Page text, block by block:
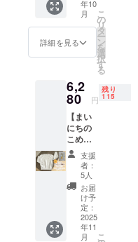
支援い
ただく
アレル
ゲン含
クにつ
いてあ
らかじ
めご了
承いた
だき、
必ず備
考欄に
「同
意」と
ご記載
くださ
い。
用した
他製品
製造設
備を用
ており
ます。
そのた
めアレ
ルゲン
含有を
完全に
は防ぐ
ことが
難しく
なって
おりま
す。 ご
支援い
い。」
＜アレ
含有リ
スクに
意」の
お願い
＞ 本製
品は原
材料に
アレル
ゲン28
品目を
使用し
ており
ません
が、ア
レルゲ
ン28品
はお届
け商品
のラベ
ルに表
封前に
は必ず
お届け
のリ
ターン
に貼付
された
ラベル
や注意
書きを
ご確認
くださ
い。」
＜アレ
ンド・
オレン
ジ・キ
ウイフ
豆・バ
ナナ・
もも・
りん
ご・ゼ
ラチン
を含む
製品と
共通の
設備で
製造し
ていま
す。
「原材
ラート
２種に
ついて
・原材
料に含
まれる
ギー物
質（28
品目
中）：
使用し
ていま
せん
本品は
小麦・
そば・
卵・
乳・
アーモ
ンド・
原産
地：コ
コナッ
ツミル
ク（タ
イ）、
ブドウ
糖、こ
め油、
米粉
（米
（国
産））
、有機
ココア
・添加
物：な
めココ
ジェ
味）」
・サイ
ズ：約
フタ直
径
7.5cm
プ高さ5
ｃｍ ・
重量：
約
100g（
約90ml)
・保存
方法：
－18℃
以下・
原材
料、主
原料の
原産
地：コ
上、ご
記載く
い。投
稿後1週
日を除
く毎
日、ス
トー
リー投
稿も行
いま
す。
「こめ
ココ
ジェ
ラート
（バニ
味）」
す！」
時、備
考欄に
団体
名」と
ご希望
の
「メッ
セー
ジ」を
選択の
上、ご
記載く
ださ
い。投
稿後1週
間定休
択でき
ます。
〇はア
レルゲ
用食品
への取
組につ
いて三
和油脂
㈱を応
援して
いま
す！」
２「〇
〇は米
の消費
拡大へ
の取組
シール
（直径
2.1cm
）10枚
てきま
す。
「さつ
まいも
チップ
ス」 ・
サイ
ズ：約
16cm×
10cm
・重
量：約
30g ・
保存方
とした
「米粉
麺（米
油入
と馬鈴
薯でん
ぷんが
原材料
の「米
粉麺
（玄
米）」3
袋の合
計6袋詰
合せを
提供し
ます。
また、
ル）】
三和油
脂株式
会社の
人気商
にちの
こめ油
のパッ
ケージ
の可愛
いワン
ポイン
ト刺繍
の入っ
た今治
タオル
をお届
けしま
す。 ・
年10
月
詳細を見る
こ
の
リ
タ
ー
ン
を
選
択
す
る
6,2
80 円
残り
115
【まい
にちの
こめ油
ワンポ
イント
刺繍入
りト
レー
ナー】
三和油
脂株式
支援
者：
5人
お届
け予
定：
2025
年11
月
こ